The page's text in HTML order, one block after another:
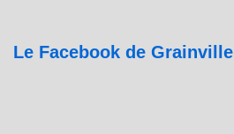
Le Facebook de Grainville